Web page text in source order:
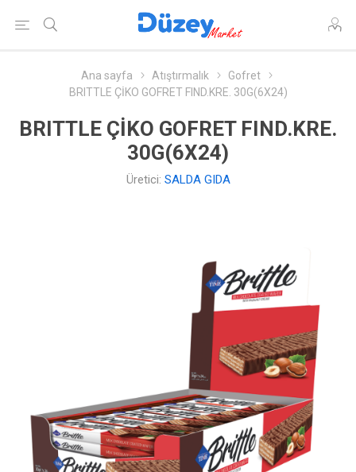
Ana sayfa Atıştırmalık
Gofret
BRITTLE ÇİKO GOFRET FIND.KRE. 30G(6X24)
BRITTLE ÇİKO GOFRET FIND.KRE.
30G(6X24)
Üretici: SALDA GIDA